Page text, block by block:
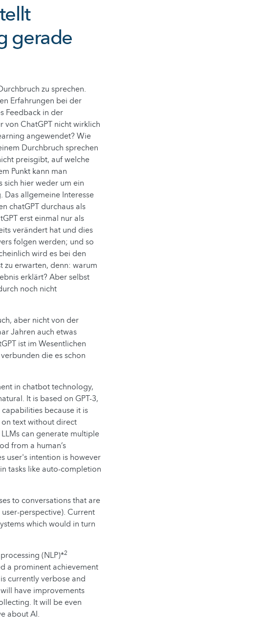
gerade
zu sprechen.
Erfahrungen bei der
Feedback in der
von ChatGPT nicht wirklich
angewendet? Wie
Durchbruch sprechen
preisgibt, auf welche
Punkt kann man
sich hier weder um ein
Das allgemeine Interesse
chatGPT durchaus als
erst einmal nur als
verändert hat und dies
folgen werden; und so
wird es bei den
zu erwarten, denn: warum
erklärt? Aber selbst
noch nicht
aber nicht von der
Jahren auch etwas
ist im Wesentlichen
die es schon
in chatbot technology,
It is based on GPT-3,
because it is
text without direct
can generate multiple
from a human’s
user's intention is however
tasks like auto-completion
to conversations that are
perspective). Current
which would in turn
(NLP)*2
a prominent achievement
currently verbose and
have improvements
It will be even
about AI.